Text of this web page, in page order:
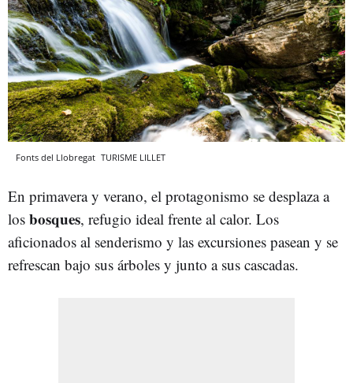
Fonts del Llobregat TURISME LILLET
En primavera y verano, el protagonismo se desplaza a
los bosques, refugio ideal frente al calor. Los
aficionados al senderismo y las excursiones pasean y se
refrescan bajo sus árboles y junto a sus cascadas.